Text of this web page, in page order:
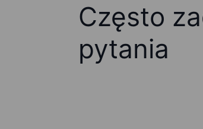
Często
pytania